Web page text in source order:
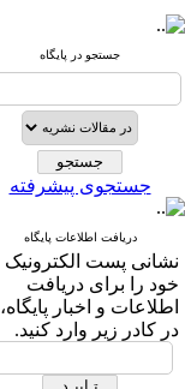
جستجو در پایگاه
جستجوی پیشرفته
دریافت اطلاعات پایگاه
نشانی پست الکترونیک
خود را برای دریافت
اطلاعات و اخبار پایگاه،
در کادر زیر وارد کنید.